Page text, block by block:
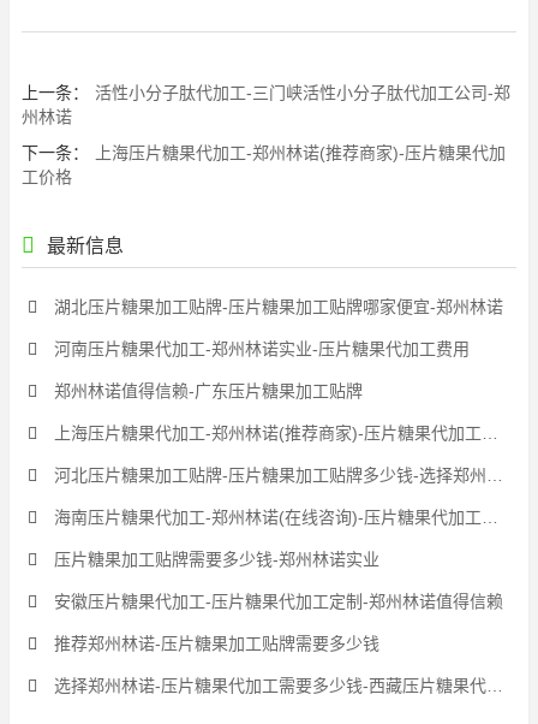
上一条：
活性小分子肽代加工-三门峡活性小分子肽代加工公司-郑
州林诺
下一条：
上海压片糖果代加工-郑州林诺(推荐商家)-压片糖果代加
工价格
最新信息
湖北压片糖果加工贴牌-压片糖果加工贴牌哪家便宜-郑州林诺
河南压片糖果代加工-郑州林诺实业-压片糖果代加工费用
郑州林诺值得信赖-广东压片糖果加工贴牌
上海压片糖果代加工-郑州林诺(推荐商家)-压片糖果代加工价格
河北压片糖果加工贴牌-压片糖果加工贴牌多少钱-选择郑州林诺
海南压片糖果代加工-郑州林诺(在线咨询)-压片糖果代加工价钱
压片糖果加工贴牌需要多少钱-郑州林诺实业
安徽压片糖果代加工-压片糖果代加工定制-郑州林诺值得信赖
推荐郑州林诺-压片糖果加工贴牌需要多少钱
选择郑州林诺-压片糖果代加工需要多少钱-西藏压片糖果代加工